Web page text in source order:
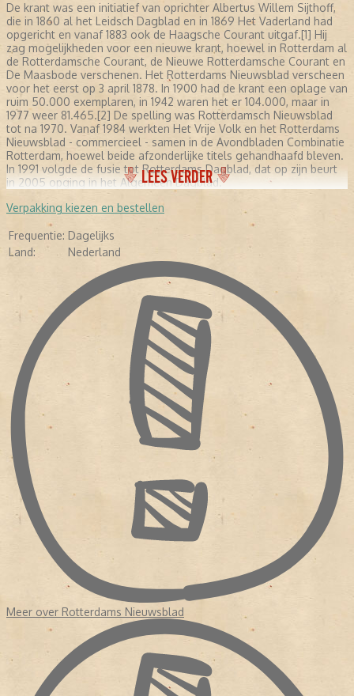
De krant was een initiatief van oprichter Albertus Willem Sijthoff,
die in 1860 al het Leidsch Dagblad en in 1869 Het Vaderland had
opgericht en vanaf 1883 ook de Haagsche Courant uitgaf.[1] Hij
zag mogelijkheden voor een nieuwe krant, hoewel in Rotterdam al
de Rotterdamsche Courant, de Nieuwe Rotterdamsche Courant en
De Maasbode verschenen. Het Rotterdams Nieuwsblad verscheen
voor het eerst op 3 april 1878. In 1900 had de krant een oplage van
ruim 50.000 exemplaren, in 1942 waren het er 104.000, maar in
1977 weer 81.465.[2] De spelling was Rotterdamsch Nieuwsblad
tot na 1970. Vanaf 1984 werkten Het Vrije Volk en het Rotterdams
Nieuwsblad - commercieel - samen in de Avondbladen Combinatie
Rotterdam, hoewel beide afzonderlijke titels gehandhaafd bleven.
In 1991 volgde de fusie tot Rotterdams Dagblad, dat op zijn beurt
in 2005 opging in het Algemeen Dagblad.
LEES VERDER
Verpakking kiezen en bestellen
Frequentie: Dagelijks
Land:
Nederland
Meer over Rotterdams Nieuwsblad